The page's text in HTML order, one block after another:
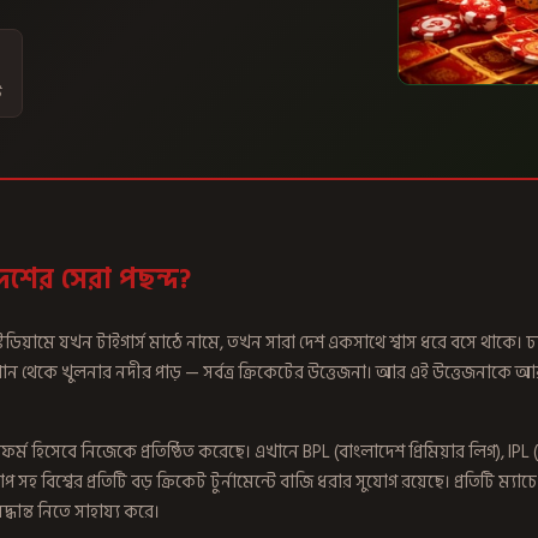
সেরা পছন্দ?
যখন টাইগার্স মাঠে নামে, তখন সারা দেশ একসাথে শ্বাস ধরে বসে থাকে।
থেকে খুলনার নদীর পাড় — সর্বত্র ক্রিকেটের উত্তেজনা। আর এই উত্তেজনাকে
হিসেবে নিজেকে প্রতিষ্ঠিত করেছে। এখানে BPL (বাংলাদেশ প্রিমিয়ার লিগ), IPL
সহ বিশ্বের প্রতিটি বড় ক্রিকেট টুর্নামেন্টে বাজি ধরার সুযোগ রয়েছে। প্রতিটি
নিতে সাহায্য করে।